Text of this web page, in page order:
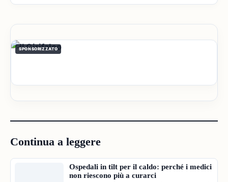
SPONSORIZZATO
Continua a leggere
Ospedali in tilt per il caldo: perché i medici
non riescono più a curarci